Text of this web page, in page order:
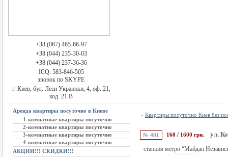
+38 (067) 465-66-97
+38 (044) 235-30-03
+38 (044) 237-36-36
ICQ: 583-846-505
звонок по SKYPE
г. Киев, бул. Леси Украинки, 4, оф. 21,
код. 21 В
Аренда квартиры посуточно в Киеве
1-комнатные квартиры посуточно
2-комнатные квартиры посуточно
3-комнатные квартиры посуточно
4-комнатные квартиры посуточно
АКЦИИ!!! СКИДКИ!!!
» Квартиры посуточно Киев без
№ 401 160 / 1600 грн. ул.
станция метро “Майдан